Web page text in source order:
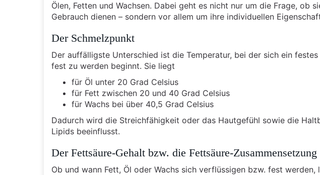
Ölen, Fetten und Wachsen. Dabei geht es nicht nur um die Frage, ob
Gebrauch dienen – sondern vor allem um ihre individuellen
Der Schmelzpunkt
Der auffälligste Unterschied ist die Temperatur, bei der sich ein
fest zu werden beginnt. Sie liegt
für Öl unter 20 Grad Celsius
für Fett zwischen 20 und 40 Grad Celsius
für Wachs bei über 40,5 Grad Celsius
Dadurch wird die Streichfähigkeit oder das Hautgefühl sowie die
Lipids beeinflusst.
Der Fettsäure-Gehalt bzw. die Fettsäure-Zusammensetzung
Ob und wann Fett, Öl oder Wachs sich verflüssigen bzw. fest werden,